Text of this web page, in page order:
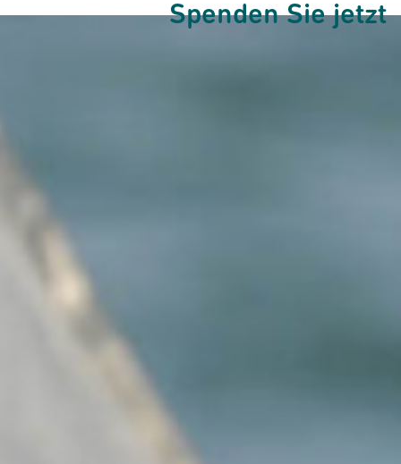
Spenden Sie jetzt